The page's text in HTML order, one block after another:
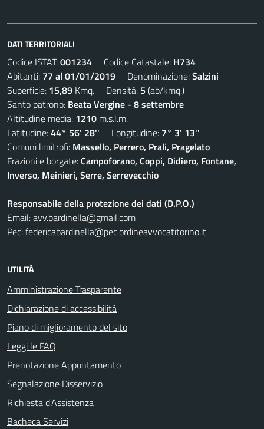
DATI TERRITORIALI
Codice ISTAT:001234 Codice Catastale: H734
Abitanti: 77 al 01/01/2019 Denominazione:Salzini
Superficie: 15,89 Kmq. Densità: 5 (ab/kmq.)
Santo patrono: Beata Vergine - 8 settembre
Altitudine media: 1210 m.s.l.m.
Latitudine:44° 56' 28'' Longitudine: 7° 3' 13''
Comuni limitrofi: Massello, Perrero, Prali, Pragelato
Frazioni e borgate:Campoforano, Coppi, Didiero, Fontane,
Inverso, Meinieri, Serre, Serrevecchio
Responsabile della protezione dei dati (D.P.O.)
Email:avv.bardinella@gmail.com
Pec:federicabardinella@pec.ordineavvocatitorino.it
UTILITÀ
Amministrazione Trasparente
Dichiarazione di accessibilità
Piano di miglioramento del sito
Leggi le FAQ
Prenotazione Appuntamento
Segnalazione Disservizio
Richiesta d'Assistenza
Bacheca Servizi